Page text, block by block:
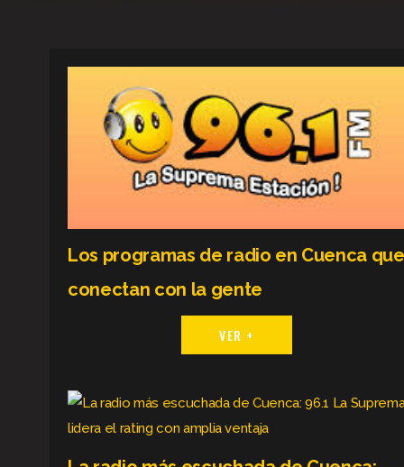
Los programas de radio en Cuenca que
conectan con la gente
VER +